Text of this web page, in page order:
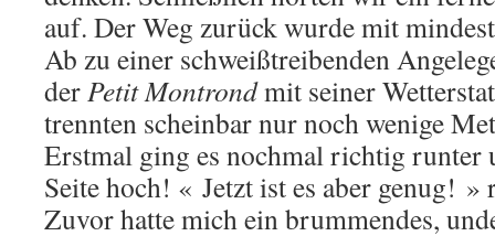
auf. Der Weg zurück wurde mit
Ab zu einer schweißtreibenden
derPetit Montrondmit seiner
trennten scheinbar nur noch wenige
Erstmal ging es nochmal richtig runter
Seite hoch! « Jetzt ist es aber genug!
Zuvor hatte mich ein brummendes,